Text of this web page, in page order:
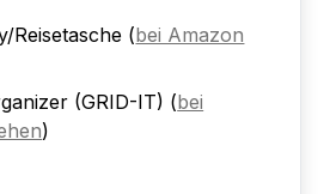
Reisetasche (bei Amazon
(GRID-IT) (bei
)